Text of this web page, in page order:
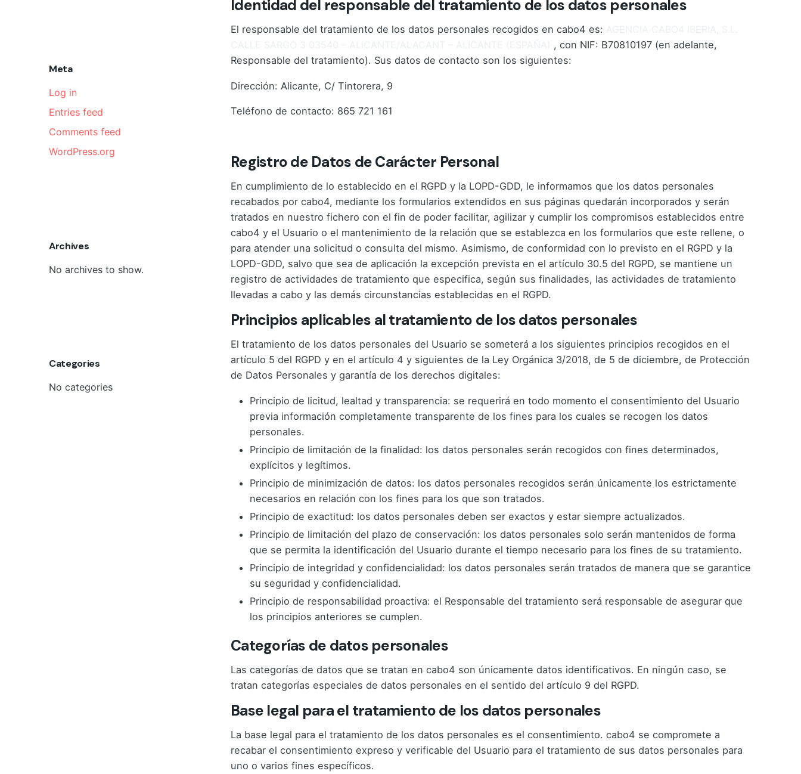
Meta
Log in
Entries feed
Comments feed
WordPress.org
Archives
No archives to show.
Categories
No categories
Identidad del responsable del tratamiento de los datos personales
El responsable del tratamiento de los datos personales recogidos en cabo4 es:
, con NIF: B70810197 (en adelante,
Responsable del tratamiento). Sus datos de contacto son los siguientes:
Dirección: Alicante, C/ Tintorera, 9
Teléfono de contacto: 865 721 161
Registro de Datos de Carácter Personal
En cumplimiento de lo establecido en el RGPD y la LOPD-GDD, le informamos que los datos personales
recabados por cabo4, mediante los formularios extendidos en sus páginas quedarán incorporados y serán
tratados en nuestro fichero con el fin de poder facilitar, agilizar y cumplir los compromisos establecidos entre
cabo4 y el Usuario o el mantenimiento de la relación que se establezca en los formularios que este rellene, o
para atender una solicitud o consulta del mismo. Asimismo, de conformidad con lo previsto en el RGPD y la
LOPD-GDD, salvo que sea de aplicación la excepción prevista en el artículo 30.5 del RGPD, se mantiene un
registro de actividades de tratamiento que especifica, según sus finalidades, las actividades de tratamiento
llevadas a cabo y las demás circunstancias establecidas en el RGPD.
Principios aplicables al tratamiento de los datos personales
El tratamiento de los datos personales del Usuario se someterá a los siguientes principios recogidos en el
artículo 5 del RGPD y en el artículo 4 y siguientes de la Ley Orgánica 3/2018, de 5 de diciembre, de Protección
de Datos Personales y garantía de los derechos digitales:
Principio de licitud, lealtad y transparencia: se requerirá en todo momento el consentimiento del Usuario
previa información completamente transparente de los fines para los cuales se recogen los datos
personales.
Principio de limitación de la finalidad: los datos personales serán recogidos con fines determinados,
explícitos y legítimos.
Principio de minimización de datos: los datos personales recogidos serán únicamente los estrictamente
necesarios en relación con los fines para los que son tratados.
Principio de exactitud: los datos personales deben ser exactos y estar siempre actualizados.
Principio de limitación del plazo de conservación: los datos personales solo serán mantenidos de forma
que se permita la identificación del Usuario durante el tiempo necesario para los fines de su tratamiento.
Principio de integridad y confidencialidad: los datos personales serán tratados de manera que se garantice
su seguridad y confidencialidad.
Principio de responsabilidad proactiva: el Responsable del tratamiento será responsable de asegurar que
los principios anteriores se cumplen.
Categorías de datos personales
Las categorías de datos que se tratan en cabo4 son únicamente datos identificativos. En ningún caso, se
tratan categorías especiales de datos personales en el sentido del artículo 9 del RGPD.
Base legal para el tratamiento de los datos personales
La base legal para el tratamiento de los datos personales es el consentimiento. cabo4 se compromete a
recabar el consentimiento expreso y verificable del Usuario para el tratamiento de sus datos personales para
uno o varios fines específicos.